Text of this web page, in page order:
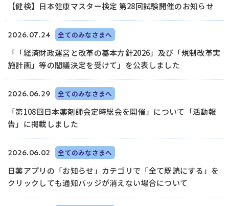
ログイン
【健検】日本健康マスター検定 第28回試験開催のお知らせ
2026.07.24 全てのみなさまへ
「「経済財政運営と改革の基本方針2026」及び「規制改革実
施計画」等の閣議決定を受けて」を公表しました
2026.06.29 全てのみなさまへ
「第108回日本薬剤師会定時総会を開催」について「活動報
告」に掲載しました
2026.06.02 全てのみなさまへ
日薬アプリの「お知らせ」カテゴリで「全て既読にする」を
クリックしても通知バッジが消えない場合について